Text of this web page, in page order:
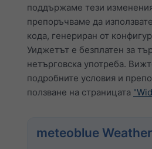
поддържаме тези
препоръчваме да
кода, генериран от
Уиджетът е безплатен за
нетърговска употреба.
подробните условия и
ползване на страницата
meteoblue